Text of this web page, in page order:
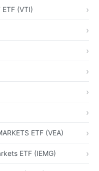
ETF (VTI)
ETF (VEA)
ETF (IEMG)